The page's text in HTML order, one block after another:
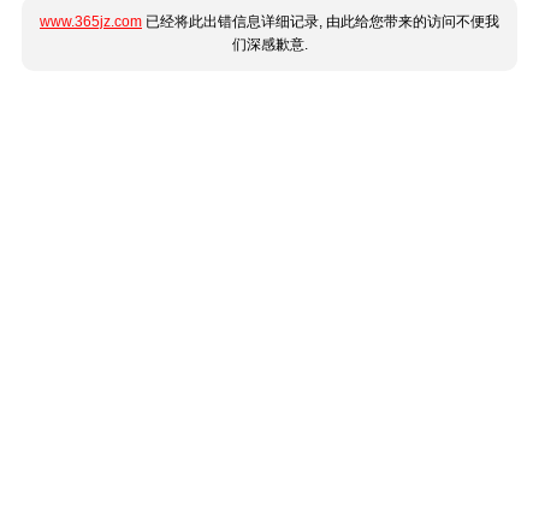
www.365jz.com 已经将此出错信息详细记录, 由此给您带来的访问不便我
们深感歉意.